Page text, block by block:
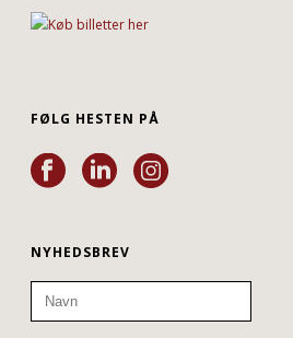
FØLG HESTEN PÅ
NYHEDSBREV